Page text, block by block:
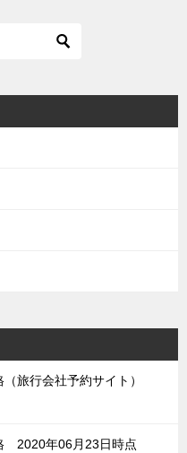
（旅行会社予約サイト）
2020年06月23日時点